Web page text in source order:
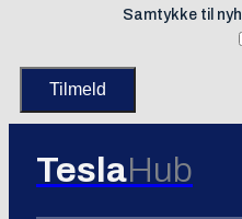
Samtykke til
TeslaHub